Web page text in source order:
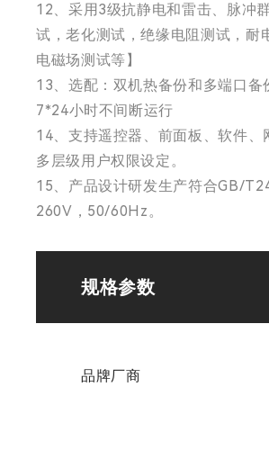
12、采用3级抗静电和雷击、脉冲
试，老化测试，绝缘电阻测试，耐
电磁场测试等】
13、选配：双机热备份和多端口
7*24小时不间断运行
14、支持遥控器、前面板、软件
多层级用户权限设定。
15、产品设计研发生产符合GB/
260V，50/60Hz。
规格参数
品牌厂商